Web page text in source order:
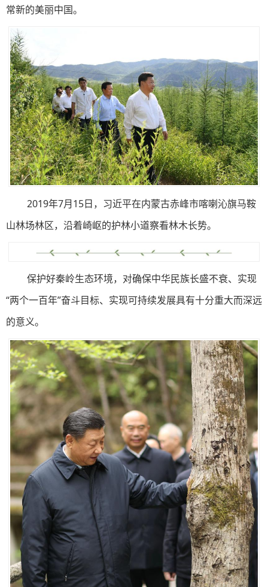
常新的美丽中国。
2019年7月15日，习近平在内蒙古赤峰市喀喇沁旗马鞍
山林场林区，沿着崎岖的护林小道察看林木长势。
保护好秦岭生态环境，对确保中华民族长盛不衰、实现
“两个一百年”奋斗目标、实现可持续发展具有十分重大而深远
的意义。